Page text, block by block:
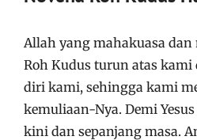
Allah yang mahakuasa dan
Roh Kudus turun atas
diri kami, sehingga kami
kemuliaan-Nya. Demi
kini dan sepanjang masa.